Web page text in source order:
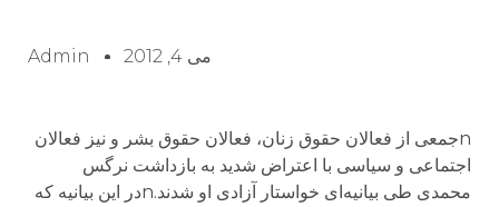
می 4, 2012 Admin
nجمعی از فعالان حقوق زنان، فعالان حقوق بشر و نیز فعالان
اجتماعی و سیاسی با اعتراض شدید به بازداشت نرگس
محمدی طی بیانیه‌ای خواستار آزادی او شدند.nدر این بیانیه که